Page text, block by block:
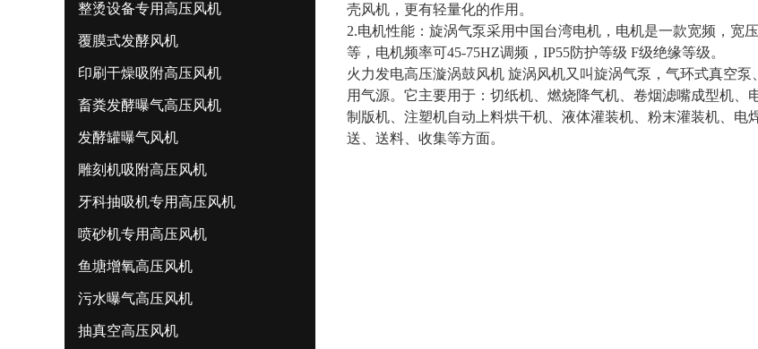
整烫设备专用高压风机
覆膜式发酵风机
印刷干燥吸附高压风机
畜粪发酵曝气高压风机
发酵罐曝气风机
雕刻机吸附高压风机
牙科抽吸机专用高压风机
喷砂机专用高压风机
鱼塘增氧高压风机
污水曝气高压风机
抽真空高压风机
壳风机，更有轻量化的作用。
2.电机性能：旋涡气泵采用中国台湾电机，电机是一款宽频，宽
等，电机频率可45-75HZ调频，IP55防护等级 F级绝缘等级。
火力发电高压漩涡鼓风机 旋涡风机又叫旋涡气泵，气环式真空
用气源。它主要用于：切纸机、燃烧降气机、卷烟滤嘴成型机
制版机、注塑机自动上料烘干机、液体灌装机、粉末灌装机、
送、送料、收集等方面。